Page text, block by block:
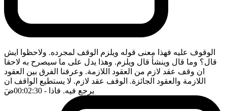
الوقوف عليه فهذا معنى قوله ويلزم الوقف لمجرده. ولاحظوا ايش
قال؟ وما قال وينشأ قال ويلزم. وهذا يدل على ما سيصرح به لاحقا
ان وقف عقد لازم من العقود اللازمة. وعرفنا الفرق بين العقود
اللازمة والعقود الجائزة. الوقف عقد لازم. لا يستطيع الواقف ان
يرجع فيه. فاذا - 00:02:30 ضَ